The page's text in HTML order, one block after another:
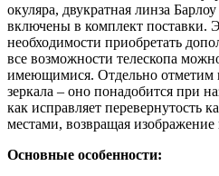
окуляра, двукратная линза
включены в комплект поставки.
необходимости приобретать
все возможности телескопа
имеющимися. Отдельно отметим
зеркала – оно понадобится при
как исправляет перевернутость
местами, возвращая
Основные особенности: